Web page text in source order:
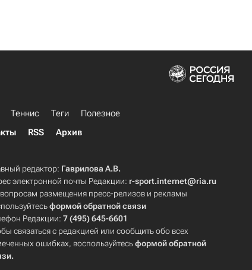
Теннис Теги
Полезное
RSS Архив
редактор: Гаврилова А.В.
электронной почты Редакции: r-sport.internet@ria.ru
размещения пресс-релизов и рекламы
формой обратной связи
Редакции:7 (495) 645-6601
связаться с редакцией или сообщить обо всех
ошибках, воспользуйтесьформой обратной
.